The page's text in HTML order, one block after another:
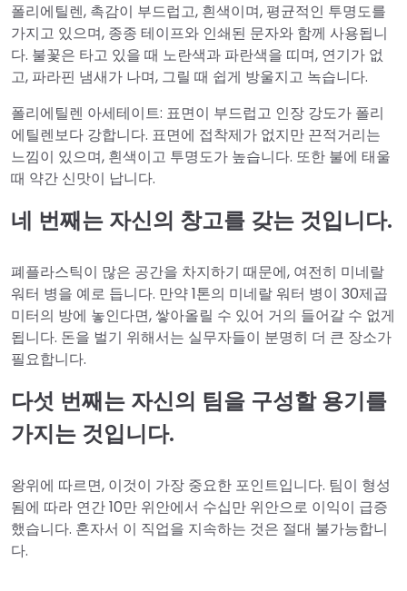
폴리에틸렌, 촉감이 부드럽고, 흰색이며, 평균적인 투명도를
가지고 있으며, 종종 테이프와 인쇄된 문자와 함께 사용됩니
다. 불꽃은 타고 있을 때 노란색과 파란색을 띠며, 연기가 없
고, 파라핀 냄새가 나며, 그릴 때 쉽게 방울지고 녹습니다.
폴리에틸렌 아세테이트: 표면이 부드럽고 인장 강도가 폴리
에틸렌보다 강합니다. 표면에 접착제가 없지만 끈적거리는
느낌이 있으며, 흰색이고 투명도가 높습니다. 또한 불에 태울
때 약간 신맛이 납니다.
네 번째는 자신의 창고를 갖는 것입니다.
폐플라스틱이 많은 공간을 차지하기 때문에, 여전히 미네랄
워터 병을 예로 듭니다. 만약 1톤의 미네랄 워터 병이 30제곱
미터의 방에 놓인다면, 쌓아올릴 수 있어 거의 들어갈 수 없게
됩니다. 돈을 벌기 위해서는 실무자들이 분명히 더 큰 장소가
필요합니다.
다섯 번째는 자신의 팀을 구성할 용기를
가지는 것입니다.
왕위에 따르면, 이것이 가장 중요한 포인트입니다. 팀이 형성
됨에 따라 연간 10만 위안에서 수십만 위안으로 이익이 급증
했습니다. 혼자서 이 직업을 지속하는 것은 절대 불가능합니
다.